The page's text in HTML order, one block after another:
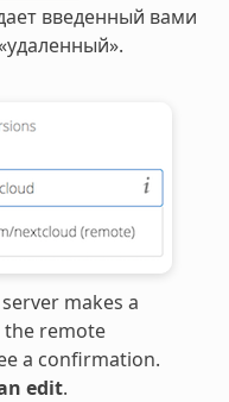
введенный вами
makes a
the remote
a confirmation.
edit.